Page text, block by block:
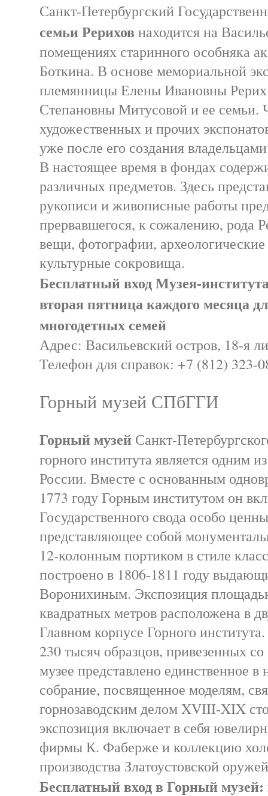
Санкт-Петербургский
семьи Рерихов находится на
помещениях старинного особняка
Боткина. В основе мемориальной
племянницы Елены Ивановны
Степановны Митусовой и ее семьи.
художественных и прочих
уже после его создания
В настоящее время в фондах
различных предметов. Здесь
рукописи и живописные работы
прервавшегося, к сожалению, рода
вещи, фотографии,
культурные сокровища.
Бесплатный вход Музея-
вторая пятница каждого месяца
многодетных семей
Адрес: Васильевский остров, 18-я
Телефон для справок: +7 (812) 323-
Горный музей СПбГГИ
Горный музей Санкт-
горного института является одним
России. Вместе с основанным
1773 году Горным институтом он
Государственного свода особо
представляющее собой
12-колонным портиком в стиле
построено в 1806-1811 году
Воронихиным. Экспозиция
квадратных метров расположена в
Главном корпусе Горного
230 тысяч образцов, привезенных
музее представлено единственное в
собрание, посвященное моделям,
горнозаводским делом XVIII-XIX
экспозиция включает в себя
фирмы К. Фаберже и коллекцию
производства Златоустовской
Бесплатный вход в Горный музей: